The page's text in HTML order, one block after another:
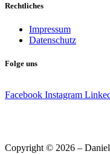
Rechtliches
Impressum
Datenschutz
Folge uns
Facebook Instagram
Copyright © 2026 –